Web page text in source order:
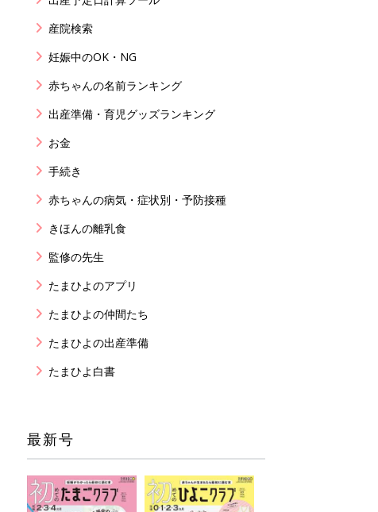
産院検索
妊娠中のOK・NG
赤ちゃんの名前ランキング
出産準備・育児グッズランキング
お金
手続き
赤ちゃんの病気・症状別・予防接種
きほんの離乳食
監修の先生
たまひよのアプリ
たまひよの仲間たち
たまひよの出産準備
たまひよ白書
最新号